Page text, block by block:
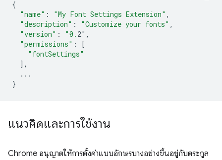
{
"name" : "My Font Settings Extension" ,
"description" : "Customize your fonts" ,
"version" : "0. 2" ,
"permissions" :
[
"fontSettings"
],
...
}
แนวคิดและการใช้งาน
Chrome อนุญาตให้การตั้งค่าแบบอักษรบางอย่างขึ้นอยู่กับตระกูล